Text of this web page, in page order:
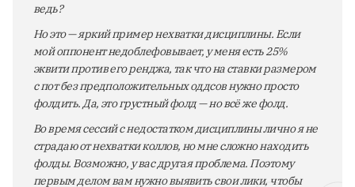
ведь?
Но это — яркий пример нехватки дисциплины. Если
мой оппонент недоблефовывает, у меня есть 25%
эквити против его ренджа, так что на ставки размером
с пот без предположительных оддсов нужно просто
фолдить. Да, это грустный фолд — но всё же фолд.
Во время сессий с недостатком дисциплины лично я не
страдаю от нехватки коллов, но мне сложно находить
фолды. Возможно, у вас другая проблема. Поэтому
первым делом вам нужно выявить свои лики, чтобы